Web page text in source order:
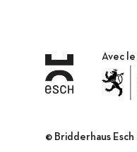
Avec
© Bridderhaus